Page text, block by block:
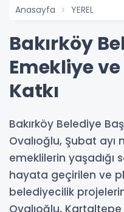
Anasayfa YEREL
Bakırköy
Emekliye
Katkı
Bakırköy Belediye
Ovalıoğlu, Şubat ayı
emeklilerin yaşadığı
hayata geçirilen ve
belediyecilik